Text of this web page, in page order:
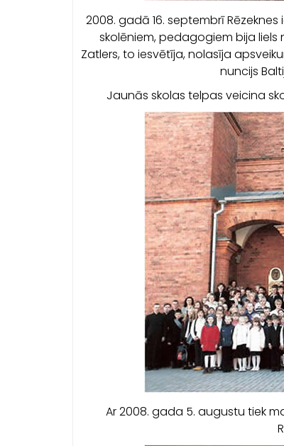
2008. gadā 16. septembrī
skolēniem, pedagogiem bija liels
Zatlers, to iesvētīja, nolasīja
nuncijs
Jaunās skolas telpas veicina
Ar 2008. gada 5. augustu tiek